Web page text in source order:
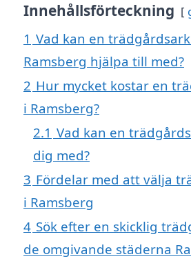
Innehållsförteckning
1 Vad kan en
Ramsberg hjälpa till med?
2 Hur mycket kostar en
i Ramsberg?
2.1 Vad kan en
dig med?
3 Fördelar med att välja
i Ramsberg
4 Sök efter en skicklig
de omgivande städerna